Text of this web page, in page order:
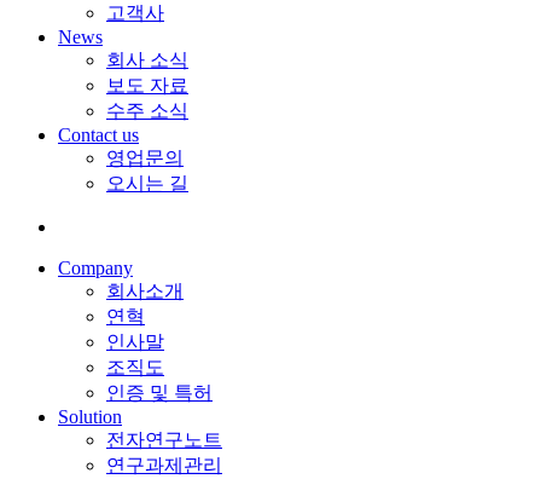
고객사
News
회사 소식
보도 자료
수주 소식
Contact us
영업문의
오시는 길
Company
회사소개
연혁
인사말
조직도
인증 및 특허
Solution
전자연구노트
연구과제관리